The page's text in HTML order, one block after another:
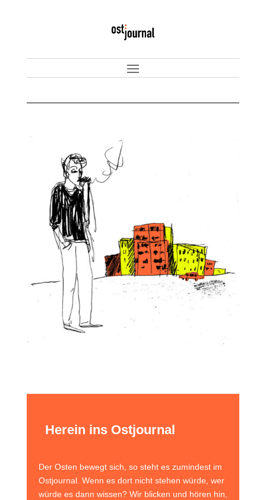
Herein ins Ostjournal
Der Osten bewegt sich, so steht es zumindest im
Ostjournal. Wenn es dort nicht stehen würde, wer
würde es dann wissen? Wir blicken und hören hin,